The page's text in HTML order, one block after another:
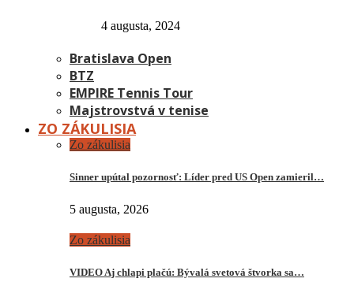
4 augusta, 2024
Bratislava Open
BTZ
EMPIRE Tennis Tour
Majstrovstvá v tenise
ZO ZÁKULISIA
Zo zákulisia
Sinner upútal pozornosť: Líder pred US Open zamieril…
5 augusta, 2026
Zo zákulisia
VIDEO Aj chlapi plačú: Bývalá svetová štvorka sa…